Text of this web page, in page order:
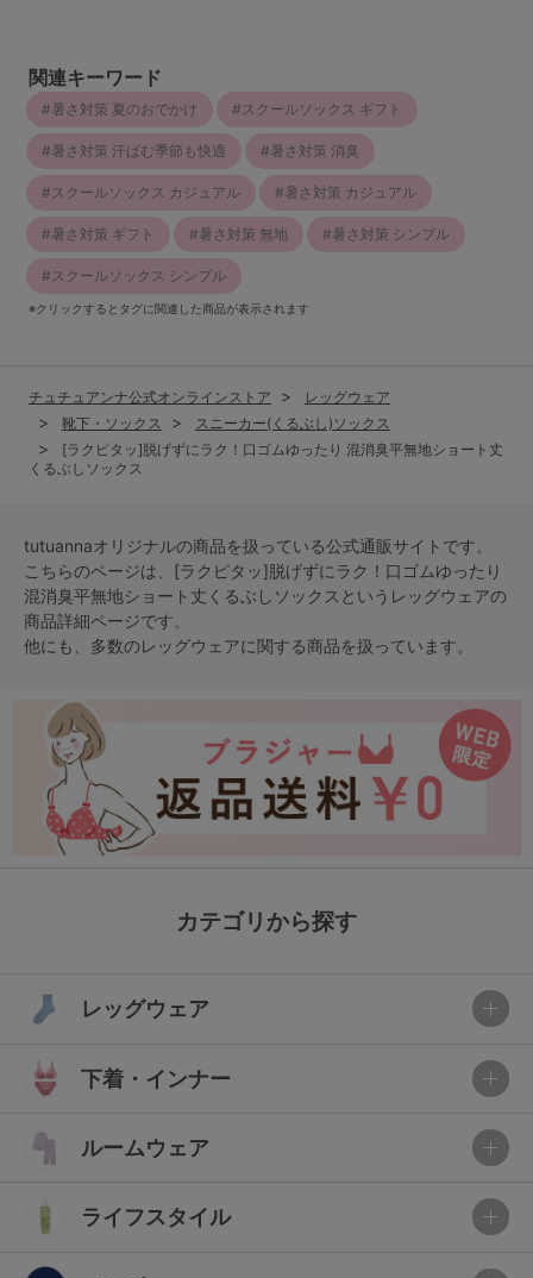
関連キーワード
暑さ対策 夏のおでかけ スクールソックス ギフト
暑さ対策 汗ばむ季節も快適 暑さ対策 消臭
スクールソックス カジュアル 暑さ対策 カジュアル
暑さ対策 ギフト 暑さ対策 無地 暑さ対策 シンプル
スクールソックス シンプル
※クリックするとタグに関連した商品が表示されます
チュチュアンナ公式オンラインストア
レッグウェア
靴下・ソックス
スニーカー(くるぶし)ソックス
[ラクピタッ]脱げずにラク！口ゴムゆったり 混消臭平無地ショート丈
くるぶしソックス
tutuannaオリジナルの商品を扱っている公式通販サイトです。
こちらのページは、[ラクピタッ]脱げずにラク！口ゴムゆったり
混消臭平無地ショート丈くるぶしソックスという レッグウェアの
商品詳細ページです。
他にも、多数のレッグウェアに関する商品を扱っています。
カテゴリから探す
レッグウェア
下着・インナー
ルームウェア
ライフスタイル